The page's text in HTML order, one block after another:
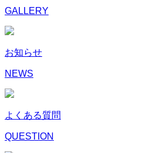
GALLERY
お知らせ
NEWS
よくある質問
QUESTION